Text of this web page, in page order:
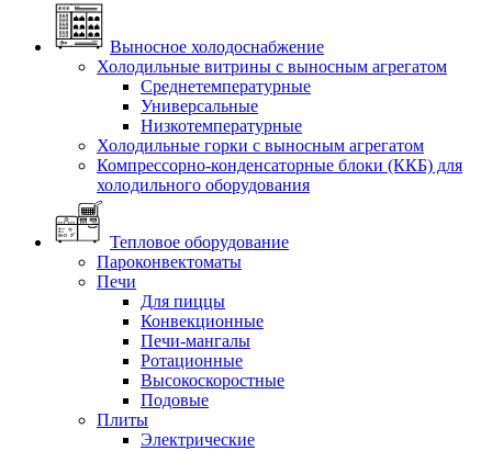
Выносное холодоснабжение
Холодильные витрины с выносным агрегатом
Среднетемпературные
Универсальные
Низкотемпературные
Холодильные горки с выносным агрегатом
Компрессорно-конденсаторные блоки (ККБ) для
холодильного оборудования
Тепловое оборудование
Пароконвектоматы
Печи
Для пиццы
Конвекционные
Печи-мангалы
Ротационные
Высокоскоростные
Подовые
Плиты
Электрические